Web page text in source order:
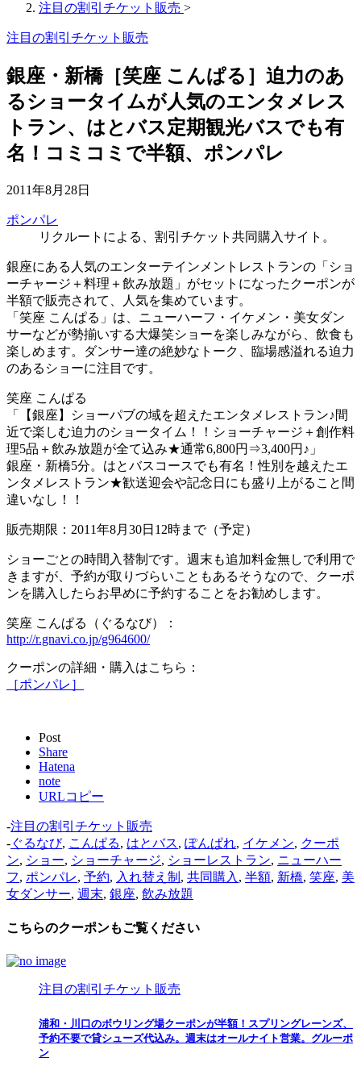
注目の割引チケット販売 >
注目の割引チケット販売
銀座・新橋［笑座 こんぱる］迫力のあ
るショータイムが人気のエンタメレス
トラン、はとバス定期観光バスでも有
名！コミコミで半額、ポンパレ
2011年8月28日
ポンパレ
リクルートによる、割引チケット共同購入サイト。
銀座にある人気のエンターテインメントレストランの「ショ
ーチャージ＋料理＋飲み放題」がセットになったクーポンが
半額で販売されて、人気を集めています。
「笑座 こんぱる」は、ニューハーフ・イケメン・美女ダン
サーなどが勢揃いする大爆笑ショーを楽しみながら、飲食も
楽しめます。ダンサー達の絶妙なトーク、臨場感溢れる迫力
のあるショーに注目です。
笑座 こんぱる
「【銀座】ショーパブの域を超えたエンタメレストラン♪間
近で楽しむ迫力のショータイム！！ショーチャージ＋創作料
理5品＋飲み放題が全て込み★通常6,800円⇒3,400円♪」
銀座・新橋5分。はとバスコースでも有名！性別を越えたエ
ンタメレストラン★歓送迎会や記念日にも盛り上がること間
違いなし！！
販売期限：2011年8月30日12時まで（予定）
ショーごとの時間入替制です。週末も追加料金無しで利用で
きますが、予約が取りづらいこともあるそうなので、クーポ
ンを購入したらお早めに予約することをお勧めします。
笑座 こんぱる（ぐるなび）：
http://r.gnavi.co.jp/g964600/
クーポンの詳細・購入はこちら：
［ポンパレ］
Post
Share
Hatena
note
URLコピー
-注目の割引チケット販売
-ぐるなび, こんぱる, はとバス, ぽんぱれ, イケメン, クーポ
ン, ショー, ショーチャージ, ショーレストラン, ニューハー
フ, ポンパレ, 予約, 入れ替え制 , 共同購入 , 半額, 新橋, 笑座, 美
女ダンサー, 週末, 銀座, 飲み放題
こちらのクーポンもご覧ください
注目の割引チケット販売
浦和・川口のボウリング場クーポンが半額！スプリングレーンズ、
予約不要で貸シューズ代込み。週末はオールナイト営業。グルーポ
ン